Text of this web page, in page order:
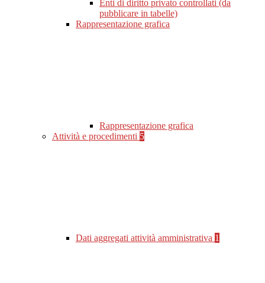
Enti di diritto privato controllati (da
pubblicare in tabelle)
Rappresentazione grafica
Rappresentazione grafica
Attività e procedimenti 5
Dati aggregati attività amministrativa 1